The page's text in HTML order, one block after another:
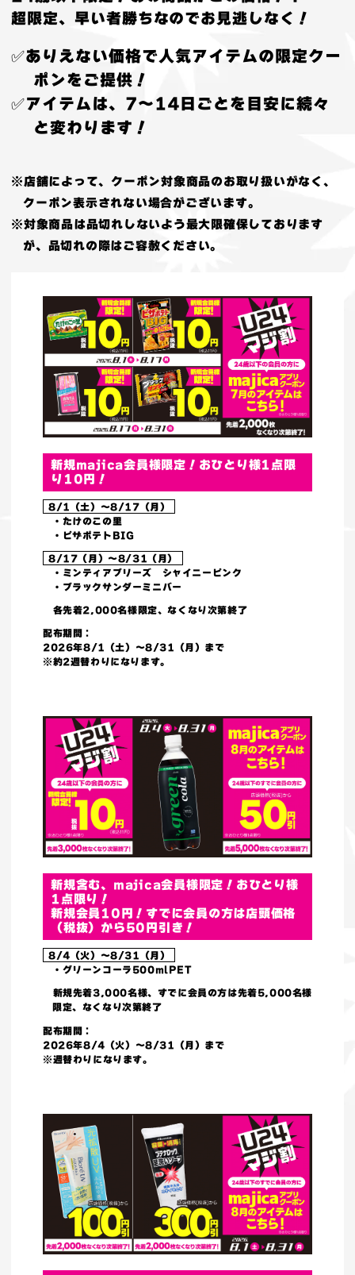
超限定、早い者勝ちなのでお見逃しなく！
✅ありえない価格で人気アイテムの限定クー
ポンをご提供！
✅アイテムは、7〜14日ごとを目安に続々
と変わります！
※店舗によって、クーポン対象商品のお取り扱いがなく、
クーポン表示されない場合がございます。
※対象商品は品切れしないよう最大限確保しております
が、品切れの際はご容赦ください。
新規majica会員様限定！おひとり様1点限
り10円！
8/1（土）～8/17（月）
・たけのこの里
・ピザポテトBIG
8/17（月）～8/31（月）
・ミンティアブリーズ シャイニーピンク
・ブラックサンダーミニバー
各先着2,000名様限定、なくなり次第終了
配布期間：
2026年8/1（土）～8/31（月）まで
※約2週替わりになります。
新規含む、majica会員様限定！おひとり様
1点限り！
新規会員10円！すでに会員の方は店頭価格
（税抜）から50円引き！
8/4（火）～8/31（月）
・グリーンコーラ500mlPET
新規先着3,000名様、すでに会員の方は先着5,000名様
限定、なくなり次第終了
配布期間：
2026年8/4（火）～8/31（月）まで
※週替わりになります。